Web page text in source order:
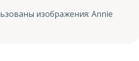
изображения: Annie